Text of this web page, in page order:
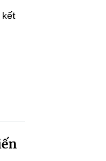
kết